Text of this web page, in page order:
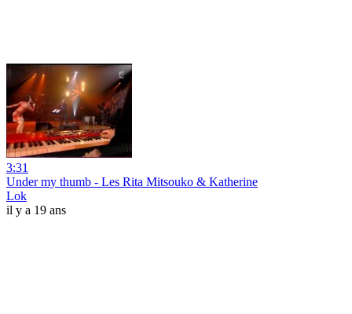
3:31
Under my thumb - Les Rita Mitsouko & Katherine
Lok
il y a 19 ans